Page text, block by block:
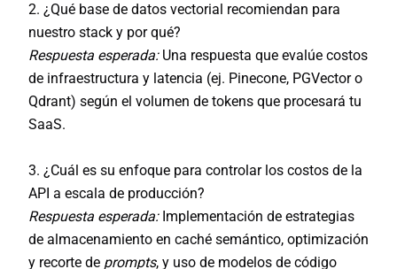
2. ¿Qué base de datos vectorial recomiendan para
nuestro stack y por qué?
Respuesta esperada:Una respuesta que evalúe costos
de infraestructura y latencia (ej. Pinecone, PGVector o
Qdrant) según el volumen de tokens que procesará tu
SaaS.
3. ¿Cuál es su enfoque para controlar los costos de la
API a escala de producción?
Respuesta esperada:Implementación de estrategias
de almacenamiento en caché semántico, optimización
y recorte de prompts, y uso de modelos de código